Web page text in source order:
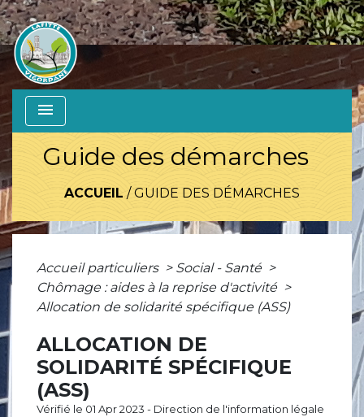
menu
Guide des démarches
ACCUEIL /GUIDE DES DÉMARCHES
Accueil particuliers > Social - Santé >
Chômage : aides à la reprise d'activité >
Allocation de solidarité spécifique (ASS)
ALLOCATION DE
SOLIDARITÉ SPÉCIFIQUE
(ASS)
Vérifié le 01 Apr 2023 - Direction de l'information légale